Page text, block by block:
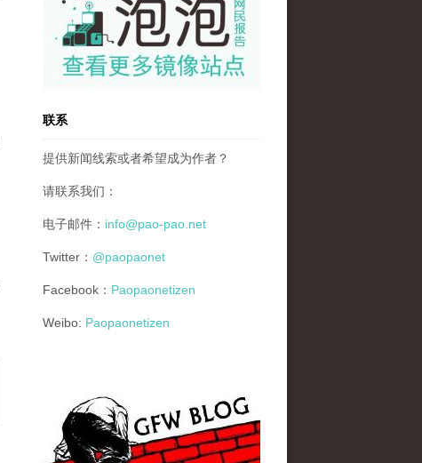
联系
提供新闻线索或者希望成为作者？
请联系我们：
电子邮件： info@pao-pao.net
Twitter： @paopaonet
Facebook： Paopaonetizen
Weibo: Paopaonetizen
gfw_blog_small.jpg